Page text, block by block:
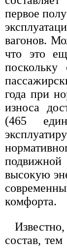
первое
вагонов.
что это
поскольку
года при
износа
(465
высокую
комфорта.
состав,